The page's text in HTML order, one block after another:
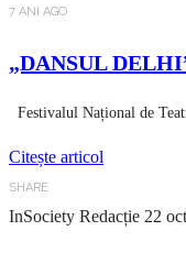
7 ANI AGO
„DANSUL
Festivalul Național de
Citește articol
SHARE
InSociety Redacție 22